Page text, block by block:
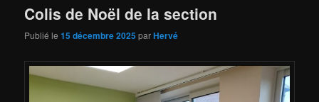
Colis de Noël de la section
Publié le15 décembre 2025 parHervé